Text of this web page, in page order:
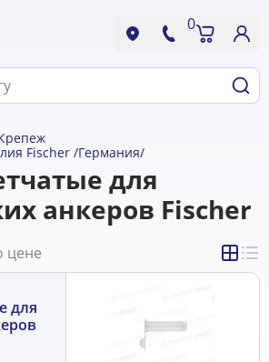
0
Fischer /Германия/
для
анкеров Fischer
цене
для